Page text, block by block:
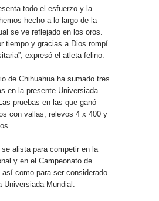
todo el esfuerzo y la
hecho a lo largo de la
se ve reflejado en los oros.
tiempo y gracias a Dios rompí
expresó el atleta felino.
de Chihuahua ha sumado tres
en la presente Universiada
pruebas en las que ganó
con vallas, relevos 4 x 400 y
alista para competir en la
y en el Campeonato de
así como para ser considerado
Mundial.